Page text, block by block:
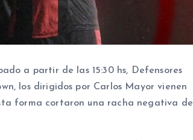
a partir de las 15:30 hs, Defensores
los dirigidos por Carlos Mayor vienen
forma cortaron una racha negativa de